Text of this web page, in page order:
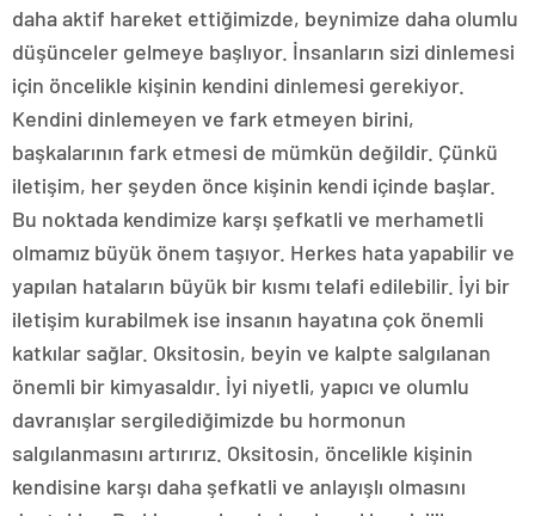
daha aktif hareket ettiğimizde, beynimize daha olumlu
düşünceler gelmeye başlıyor. İnsanların sizi dinlemesi
için öncelikle kişinin kendini dinlemesi gerekiyor.
Kendini dinlemeyen ve fark etmeyen birini,
başkalarının fark etmesi de mümkün değildir. Çünkü
iletişim, her şeyden önce kişinin kendi içinde başlar.
Bu noktada kendimize karşı şefkatli ve merhametli
olmamız büyük önem taşıyor. Herkes hata yapabilir ve
yapılan hataların büyük bir kısmı telafi edilebilir. İyi bir
iletişim kurabilmek ise insanın hayatına çok önemli
katkılar sağlar. Oksitosin, beyin ve kalpte salgılanan
önemli bir kimyasaldır. İyi niyetli, yapıcı ve olumlu
davranışlar sergilediğimizde bu hormonun
salgılanmasını artırırız. Oksitosin, öncelikle kişinin
kendisine karşı daha şefkatli ve anlayışlı olmasını